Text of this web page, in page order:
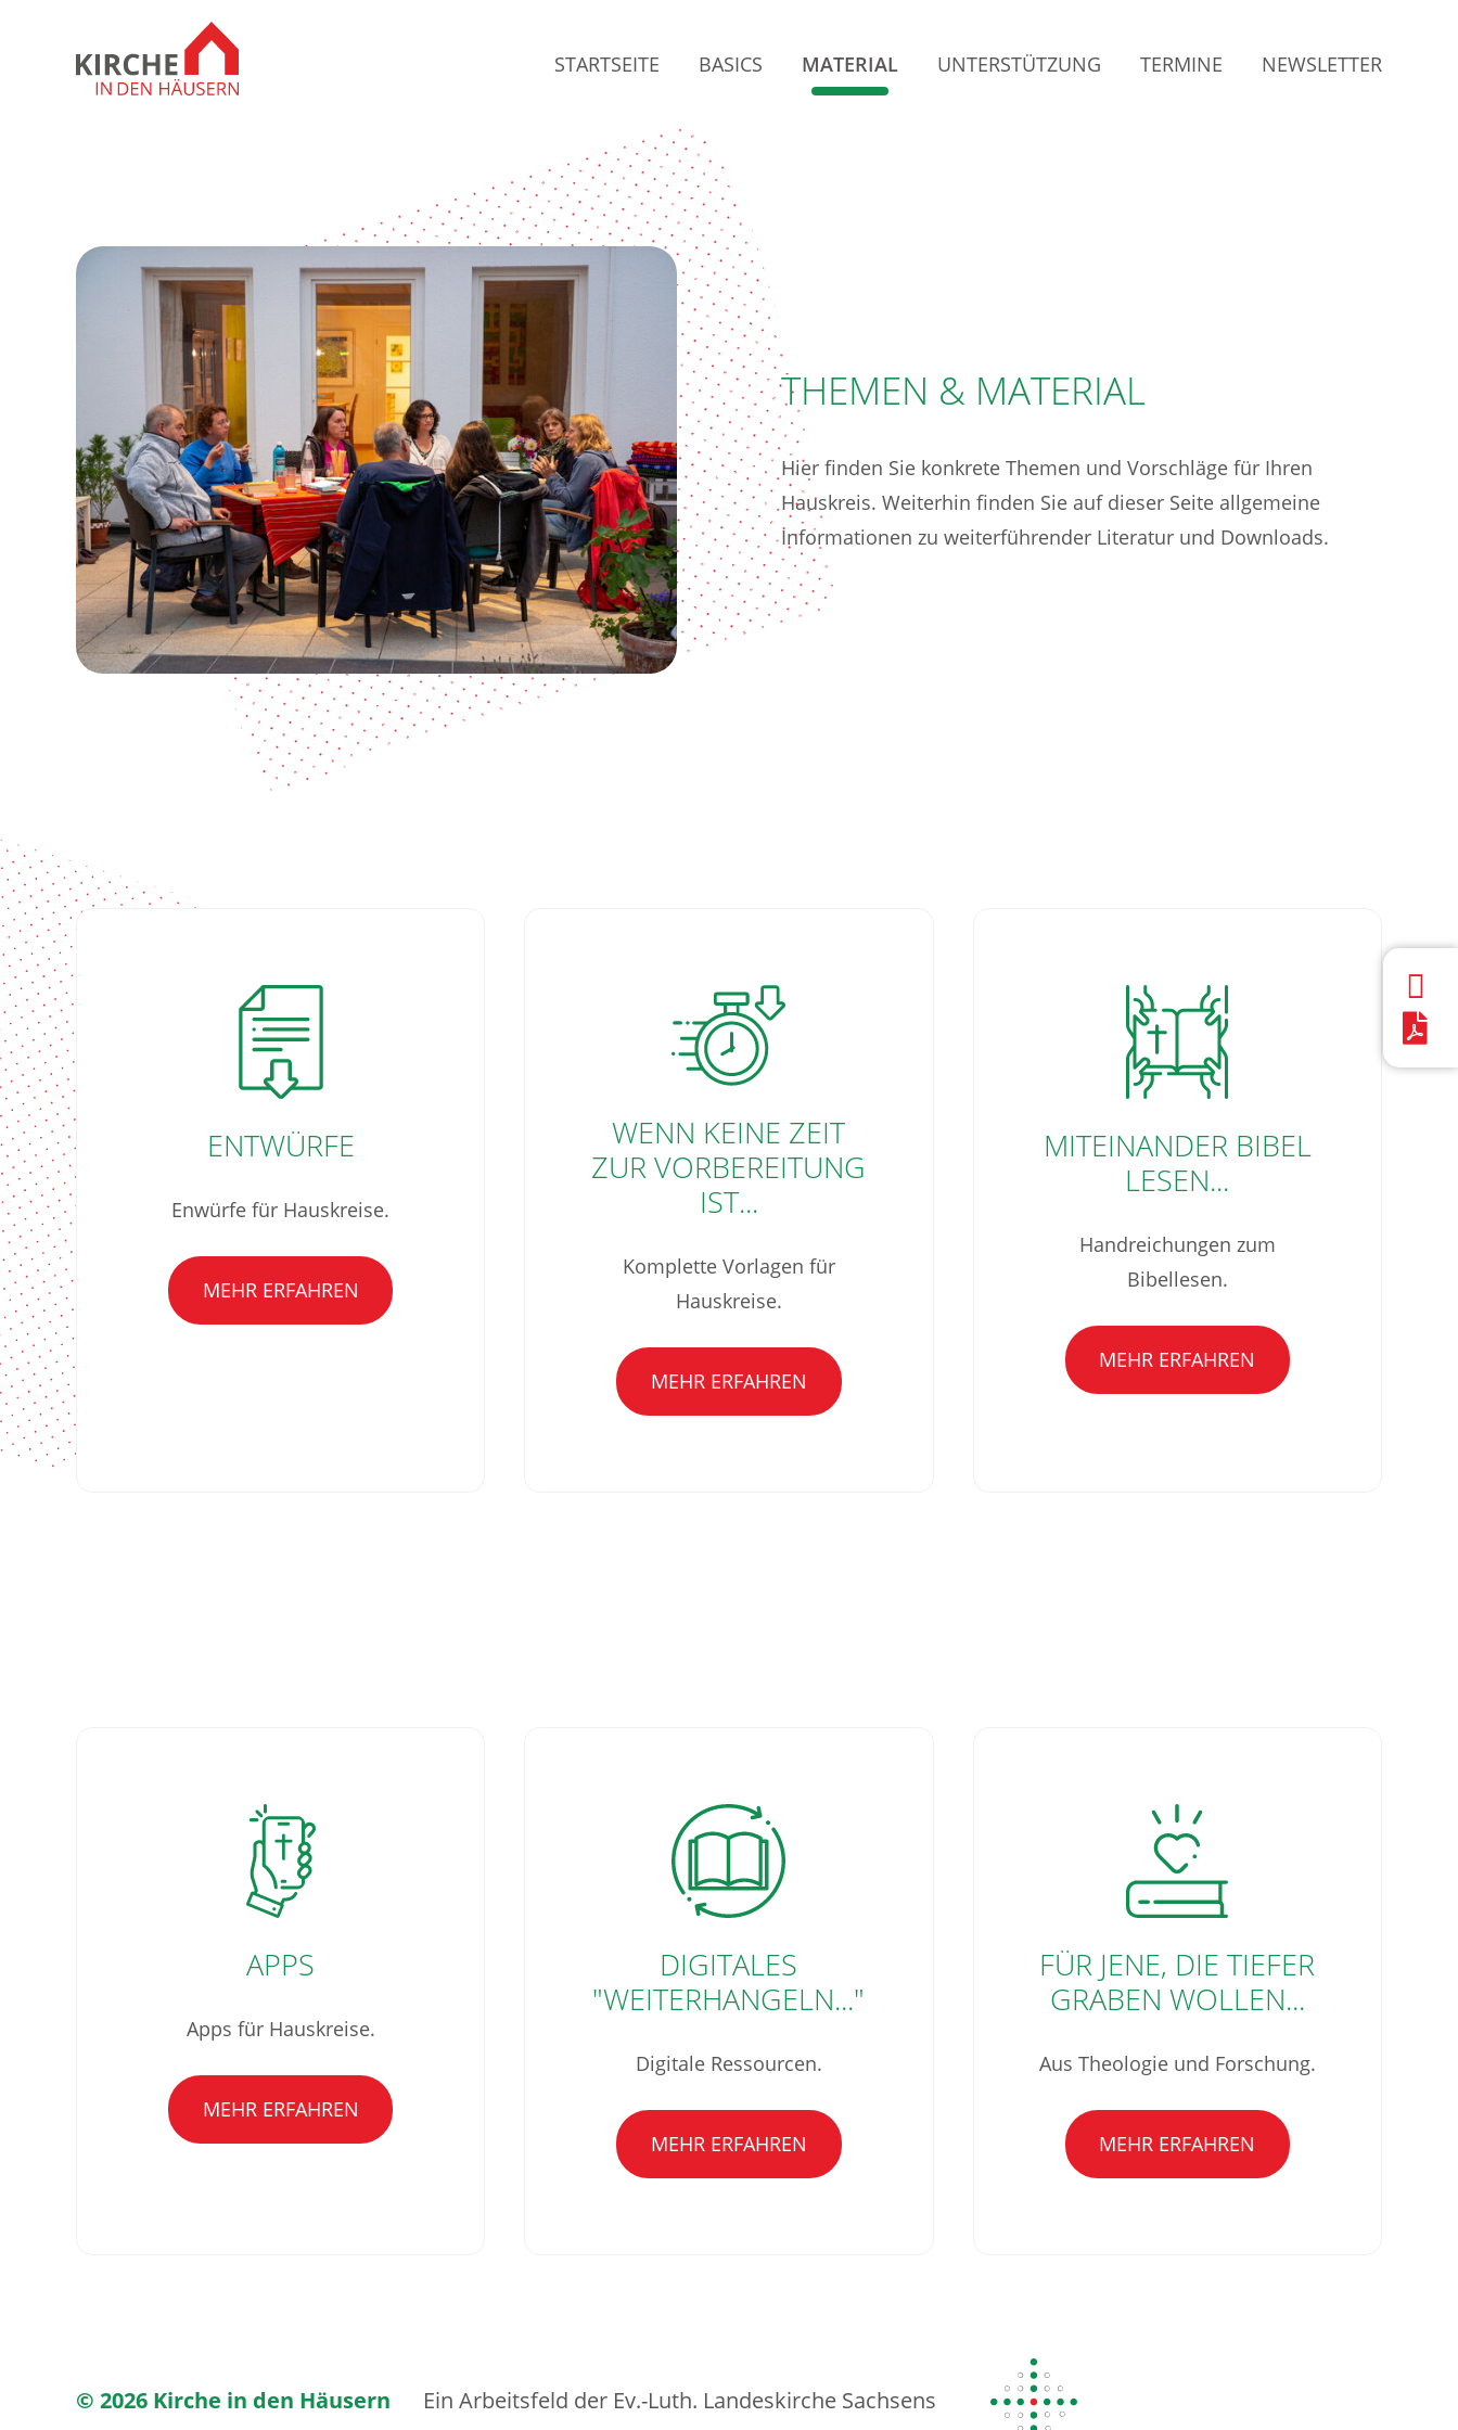
STARTSEITE BASICS MATERIAL UNTERSTÜTZUNG TERMINE NEWSLETTER
THEMEN & MATERIAL
Hier finden Sie konkrete Themen und Vorschläge für Ihren
Hauskreis. Weiterhin finden Sie auf dieser Seite allgemeine
Informationen zu weiterführender Literatur und Downloads.
ENTWÜRFE
Enwürfe für Hauskreise.
MEHR ERFAHREN
WENN KEINE ZEIT
ZUR VORBEREITUNG
IST...
Komplette Vorlagen für
Hauskreise.
MEHR ERFAHREN
MITEINANDER BIBEL
LESEN...
Handreichungen zum
Bibellesen.
MEHR ERFAHREN
APPS
Apps für Hauskreise.
MEHR ERFAHREN
DIGITALES
"WEITERHANGELN..."
Digitale Ressourcen.
MEHR ERFAHREN
FÜR JENE, DIE TIEFER
GRABEN WOLLEN...
Aus Theologie und Forschung.
MEHR ERFAHREN
© 2026 Kirche in den Häusern Ein Arbeitsfeld der Ev.-Luth. Landeskirche Sachsens